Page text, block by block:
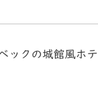
ックの城館風ホテ